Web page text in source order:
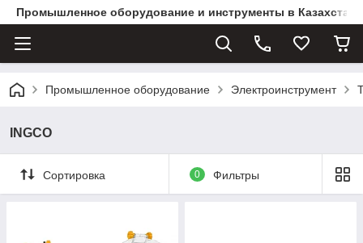
Промышленное оборудование и инструменты в
Промышленное оборудование Электроинструмент
INGCO
Сортировка 0 Фильтры